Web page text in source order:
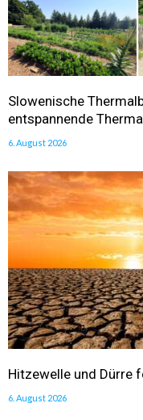
Slowenische
entspannende
6. August 2026
Hitzewelle und Dürre
6. August 2026